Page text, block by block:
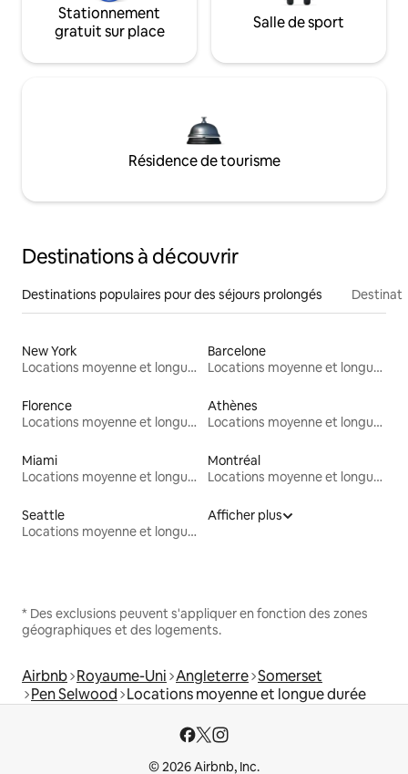
Stationnement
gratuit sur place
Salle de sport
Résidence de tourisme
Destinations à découvrir
Destinations populaires pour des séjours prolongés
New York
Locations moyenne et longue durée
Barcelone
Locations moyenne et longue durée
Florence
Locations moyenne et longue durée
Athènes
Locations moyenne et longue durée
Miami
Locations moyenne et longue durée
Montréal
Locations moyenne et longue durée
Seattle
Locations moyenne et longue durée
Afficher plus
* Des exclusions peuvent s'appliquer en fonction des zones
géographiques et des logements.
Airbnb Royaume-Uni Angleterre Somerset
Pen Selwood Locations moyenne et longue durée
© 2026 Airbnb, Inc.